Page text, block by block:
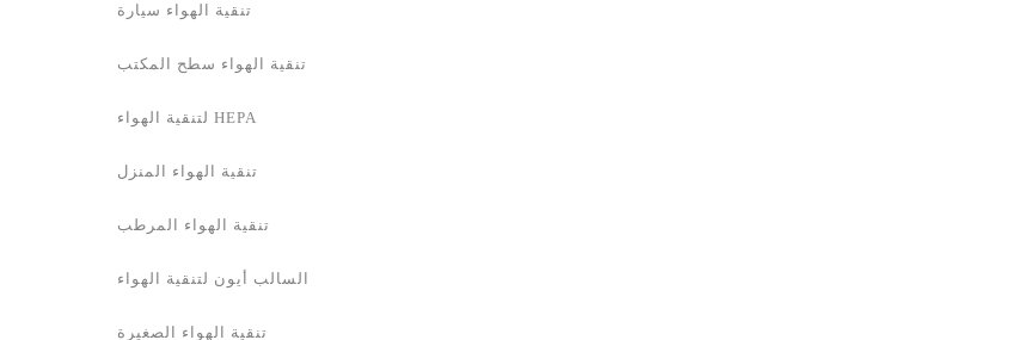
تنقية الهواء سيارة
تنقية الهواء سطح المكتب
HEPA لتنقية الهواء
تنقية الهواء المنزل
تنقية الهواء المرطب
السالب أيون لتنقية الهواء
تنقية الهواء الصغيرة